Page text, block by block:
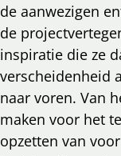
de aanwezigen
de
inspiratie die ze
verscheidenheid
naar voren. Van
maken voor het
opzetten van